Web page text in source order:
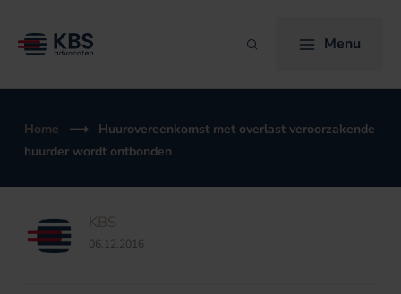
naar
Zoeken Menu
Home
Huurovereenkomst met overlast veroorzakende
huurder wordt ontbonden
KBS
06.12.2016